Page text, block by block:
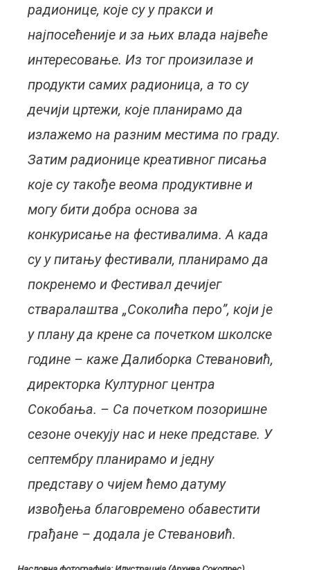
радионице, које су у пракси и
најпосећеније и за њих влада највеће
интересовање. Из тог произилазе и
продукти самих радионица, а то су
дечији цртежи, које планирамо да
излажемо на разним местима по граду.
Затим радионице креативног писања
које су такође веома продуктивне и
могу бити добра основа за
конкурисање на фестивалима. А када
су у питању фестивали, планирамо да
покренемо и Фестивал дечијег
стваралаштва „Соколића перо”, који је
у плану да крене са почетком школске
године – каже Далиборка Стевановић,
директорка Културног центра
Сокобања. – Са почетком позоришне
сезоне очекују нас и неке представе. У
септембру планирамо и једну
представу о чијем ћемо датуму
извођења благовремено обавестити
грађане – додала је Стевановић.